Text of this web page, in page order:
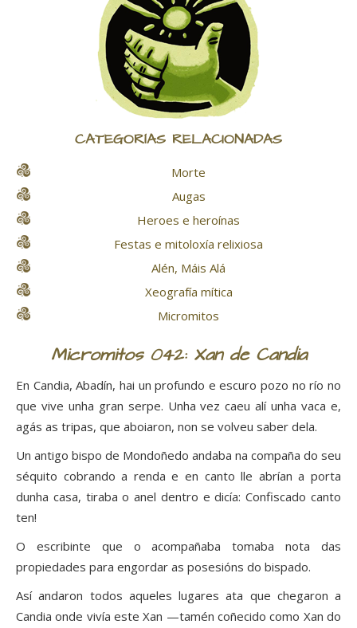
CATEGORÍAS RELACIONADAS
Morte
Augas
Heroes e heroínas
Festas e mitoloxía relixiosa
Alén, Máis Alá
Xeografía mítica
Micromitos
Micromitos 042: Xan de Candia
En Candia, Abadín, hai un profundo e escuro pozo no río no
que vive unha gran serpe. Unha vez caeu alí unha vaca e,
agás as tripas, que aboiaron, non se volveu saber dela.
Un antigo bispo de Mondoñedo andaba na compaña do seu
séquito cobrando a renda e en canto lle abrían a porta
dunha casa, tiraba o anel dentro e dicía: Confiscado canto
ten!
O escribinte que o acompañaba tomaba nota das
propiedades para engordar as posesións do bispado.
Así andaron todos aqueles lugares ata que chegaron a
Candia onde vivía este Xan —tamén coñecido como Xan do